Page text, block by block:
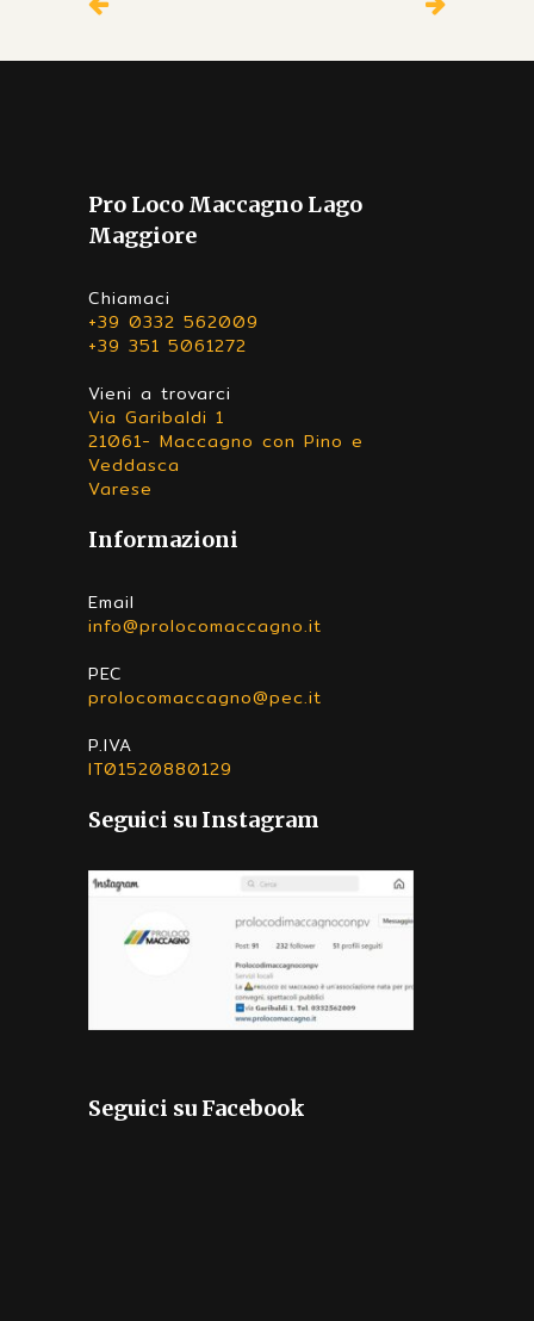
Pro Loco Maccagno Lago
Maggiore
Chiamaci
+39 0332 562009
+39 351 5061272
Vieni a trovarci
Via Garibaldi 1
21061- Maccagno con Pino e
Veddasca
Varese
Informazioni
Email
info@prolocomaccagno.it
PEC
prolocomaccagno@pec.it
P.IVA
IT01520880129
Seguici su Instagram
Seguici su Facebook